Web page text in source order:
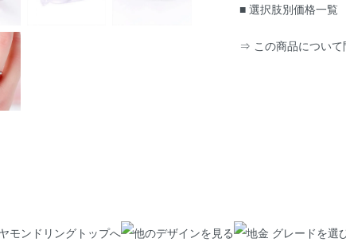
■ 選択肢別価格一覧
⇒ この商品について